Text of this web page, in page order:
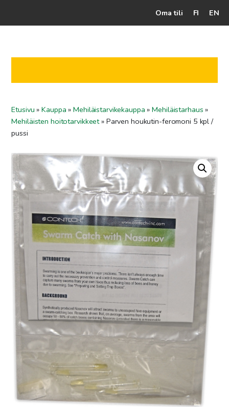
Oma tili FI EN
Jälleenmyyjät
Yritys
Yhteydenotto
Ohjeet ja vinkit
Etusivu »Kauppa »Mehiläistarvikekauppa »Mehiläistarhaus »
Mehiläisten hoitotarvikkeet» Parven houkutin-feromoni 5 kpl /
pussi